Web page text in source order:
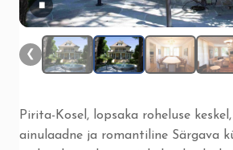
▮▮
❮
Pirita-Kosel, lopsaka roheluse
ainulaadne ja romantiline Särgava